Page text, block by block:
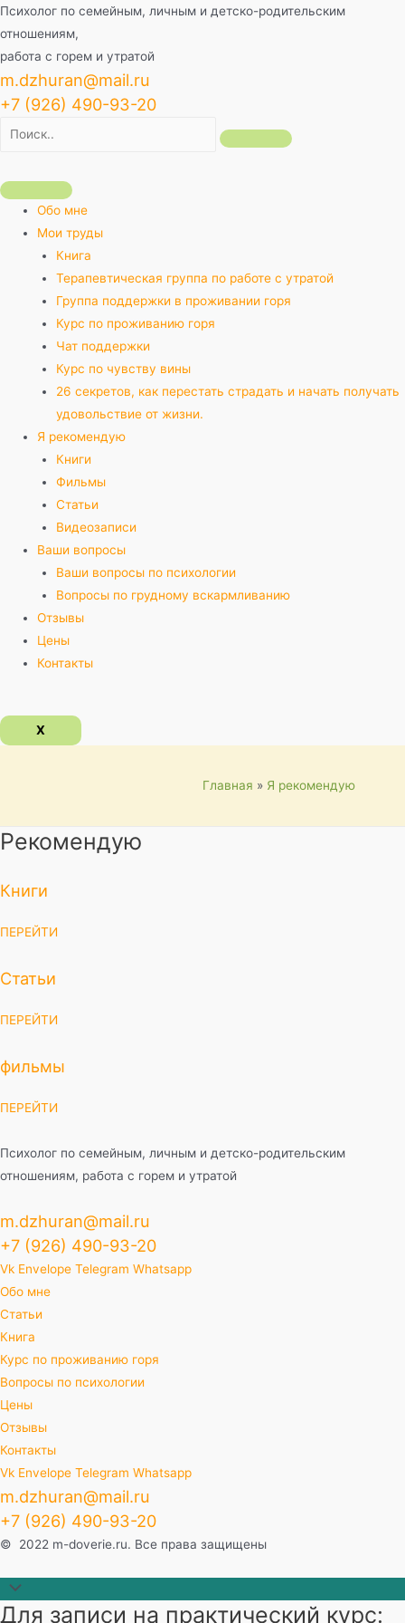
Перейти
к
содержимому
Психолог по семейным, личным и детско-родительским
отношениям,
работа с горем и утратой
m.dzhuran@mail.ru
+7 (926) 490-93-20
Обо мне
Мои труды
Книга
Терапевтическая группа по работе с утратой
Группа поддержки в проживании горя
Курс по проживанию горя
Чат поддержки
Курс по чувству вины
26 секретов, как перестать страдать и начать получать
удовольствие от жизни.
Я рекомендую
Книги
Фильмы
Статьи
Видеозаписи
Ваши вопросы
Ваши вопросы по психологии
Вопросы по грудному вскармливанию
Отзывы
Цены
Контакты
X
Главная Я рекомендую
Рекомендую
Книги
ПЕРЕЙТИ
Статьи
ПЕРЕЙТИ
фильмы
ПЕРЕЙТИ
Психолог по семейным, личным и детско-родительским
отношениям, работа с горем и утратой
m.dzhuran@mail.ru
+7 (926) 490-93-20
Vk Envelope Telegram Whatsapp
Обо мне
Статьи
Книга
Курс по проживанию горя
Вопросы по психологии
Цены
Отзывы
Контакты
Vk Envelope Telegram Whatsapp
m.dzhuran@mail.ru
+7 (926) 490-93-20
© 2022 m-doverie.ru. Все права защищены
Прокрутить
наверх
Для записи на практический курс: